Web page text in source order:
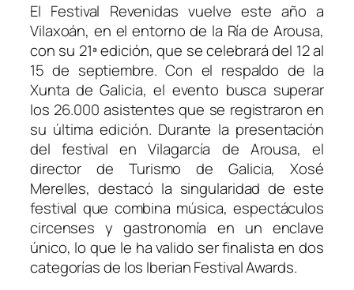
El Festival Revenidas vuelve este año a
Vilaxoán, en el entorno de la Ría de Arousa,
con su 21ª edición, que se celebrará del 12 al
15 de septiembre. Con el respaldo de la
Xunta de Galicia, el evento busca superar
los 26.000 asistentes que se registraron en
su última edición. Durante la presentación
del festival en Vilagarcía de Arousa, el
director de Turismo de Galicia, Xosé
Merelles, destacó la singularidad de este
festival que combina música, espectáculos
circenses y gastronomía en un enclave
único, lo que le ha valido ser finalista en dos
categorías de los Iberian Festival Awards.